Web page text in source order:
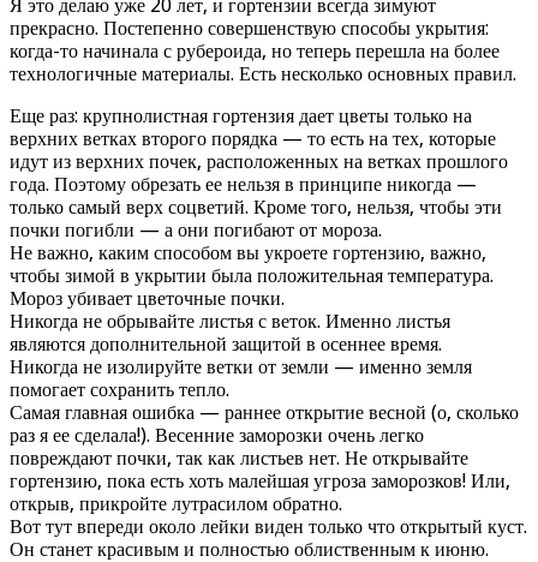
Я это делаю уже 20 лет, и гортензии всегда зимуют
прекрасно. Постепенно совершенствую способы укрытия:
когда-то начинала с рубероида, но теперь перешла на более
технологичные материалы. Есть несколько основных правил.
Еще раз: крупнолистная гортензия дает цветы только на
верхних ветках второго порядка — то есть на тех, которые
идут из верхних почек, расположенных на ветках прошлого
года. Поэтому обрезать ее нельзя в принципе никогда —
только самый верх соцветий. Кроме того, нельзя, чтобы эти
почки погибли — а они погибают от мороза.
Не важно, каким способом вы укроете гортензию, важно,
чтобы зимой в укрытии была положительная температура.
Мороз убивает цветочные почки.
Никогда не обрывайте листья с веток. Именно листья
являются дополнительной защитой в осеннее время.
Никогда не изолируйте ветки от земли — именно земля
помогает сохранить тепло.
Самая главная ошибка — раннее открытие весной (о, сколько
раз я ее сделала!). Весенние заморозки очень легко
повреждают почки, так как листьев нет. Не открывайте
гортензию, пока есть хоть малейшая угроза заморозков! Или,
открыв, прикройте лутрасилом обратно.
Вот тут впереди около лейки виден только что открытый куст.
Он станет красивым и полностью облиственным к июню.